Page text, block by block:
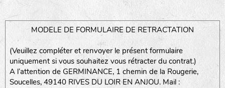
MODELE DE FORMULAIRE DE RETRACTATION
(Veuillez compléter et renvoyer le présent formulaire
uniquement si vous souhaitez vous rétracter du contrat.)
A l’attention de GERMINANCE, 1 chemin de la Rougerie,
Soucelles, 49140 RIVES DU LOIR EN ANJOU. Mail :